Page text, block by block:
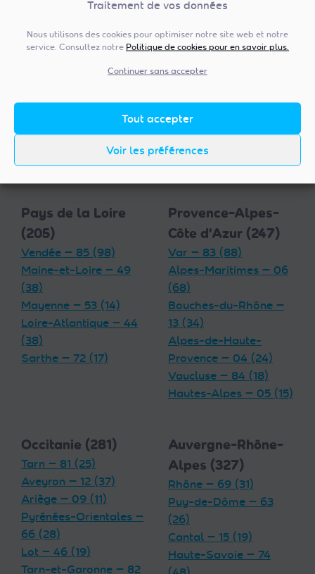
Traitement de vos données
Nous utilisons des cookies pour optimiser notre site web et notre
service. Consultez notre Politique de cookies pour en savoir plus.
Continuer sans accepter
Tout accepter
Voir les préférences
Vosges — 88 (27)
Haute-Marne — 52 (15)
Moselle — 57 (19)
Bas-Rhin — 67 (30)
Marne — 51 (12)
Indre — 36 (13)
Eure-et-Loir — 28 (23)
Indre-et-Loire — 37
Cher — 18 (6)
Pays de la Loire
(205)
Vendée — 85 (98)
Maine-et-Loire — 49
(38)
Mayenne — 53 (14)
Loire-Atlantique — 44
(38)
Sarthe — 72 (17)
Provence-Alpes-
Côte d'Azur (247)
Var — 83 (88)
Alpes-Maritimes — 06
(68)
Bouches-du-Rhône —
13 (34)
Alpes-de-Haute-
Provence — 04 (24)
Vaucluse — 84 (18)
Hautes-Alpes — 05 (15)
Occitanie (281)
Tarn — 81 (25)
Aveyron — 12 (37)
Ariège — 09 (11)
Pyrénées-Orientales —
66 (28)
Lot — 46 (19)
Tarn-et-Garonne — 82
Auvergne-Rhône-
Alpes (327)
Rhône — 69 (31)
Puy-de-Dôme — 63
(26)
Cantal — 15 (19)
Haute-Savoie — 74